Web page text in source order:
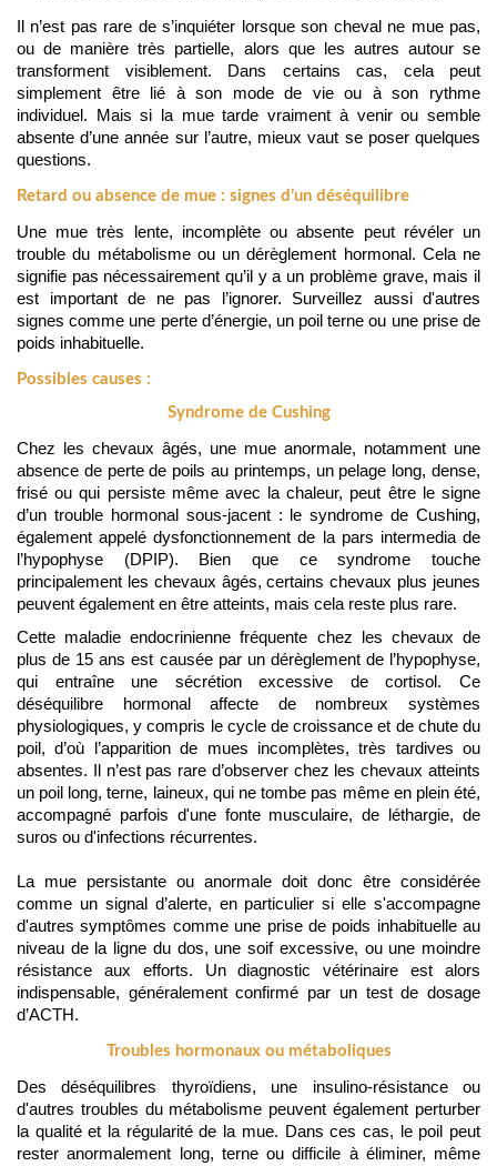
Il n’est pas rare de s’inquiéter lorsque son cheval ne mue pas,
ou de manière très partielle, alors que les autres autour se
transforment visiblement. Dans certains cas, cela peut
simplement être lié à son mode de vie ou à son rythme
individuel. Mais si la mue tarde vraiment à venir ou semble
absente d’une année sur l’autre, mieux vaut se poser quelques
questions.
Retard ou absence de mue : signes d’un déséquilibre
Une mue très lente, incomplète ou absente peut révéler un
trouble du métabolisme ou un dérèglement hormonal. Cela ne
signifie pas nécessairement qu’il y a un problème grave, mais il
est important de ne pas l’ignorer. Surveillez aussi d'autres
signes comme une perte d’énergie, un poil terne ou une prise de
poids inhabituelle.
Possibles causes :
Syndrome de Cushing
Chez les chevaux âgés, une mue anormale, notamment une
absence de perte de poils au printemps, un pelage long, dense,
frisé ou qui persiste même avec la chaleur, peut être le signe
d’un trouble hormonal sous-jacent : le syndrome de Cushing,
également appelé dysfonctionnement de la pars intermedia de
l’hypophyse (DPIP). Bien que ce syndrome touche
principalement les chevaux âgés, certains chevaux plus jeunes
peuvent également en être atteints, mais cela reste plus rare.
Cette maladie endocrinienne fréquente chez les chevaux de
plus de 15 ans est causée par un dérèglement de l’hypophyse,
qui entraîne une sécrétion excessive de cortisol. Ce
déséquilibre hormonal affecte de nombreux systèmes
physiologiques, y compris le cycle de croissance et de chute du
poil, d’où l’apparition de mues incomplètes, très tardives ou
absentes. Il n’est pas rare d’observer chez les chevaux atteints
un poil long, terne, laineux, qui ne tombe pas même en plein été,
accompagné parfois d'une fonte musculaire, de léthargie, de
suros ou d'infections récurrentes.
La mue persistante ou anormale doit donc être considérée
comme un signal d’alerte, en particulier si elle s'accompagne
d'autres symptômes comme une prise de poids inhabituelle au
niveau de la ligne du dos, une soif excessive, ou une moindre
résistance aux efforts. Un diagnostic vétérinaire est alors
indispensable, généralement confirmé par un test de dosage
d’ACTH.
Troubles hormonaux ou métaboliques
Des déséquilibres thyroïdiens, une insulino-résistance ou
d'autres troubles du métabolisme peuvent également perturber
la qualité et la régularité de la mue. Dans ces cas, le poil peut
rester anormalement long, terne ou difficile à éliminer, même